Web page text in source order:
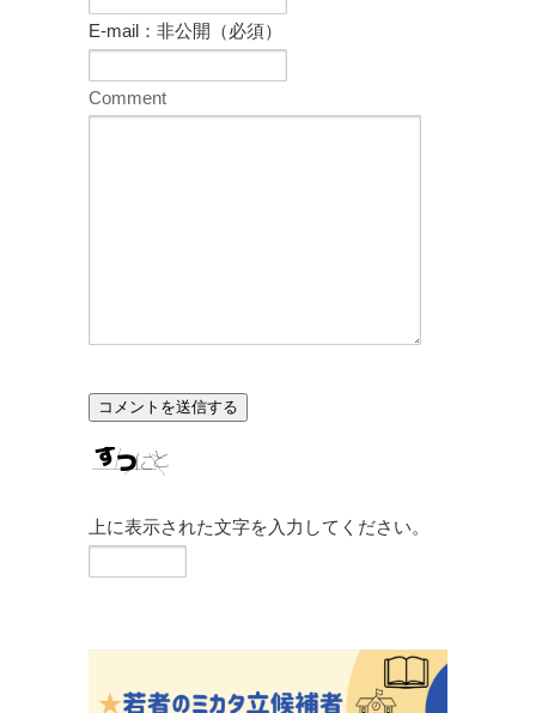
E-mail：非公開（必須）
Comment
上に表示された文字を入力してください。